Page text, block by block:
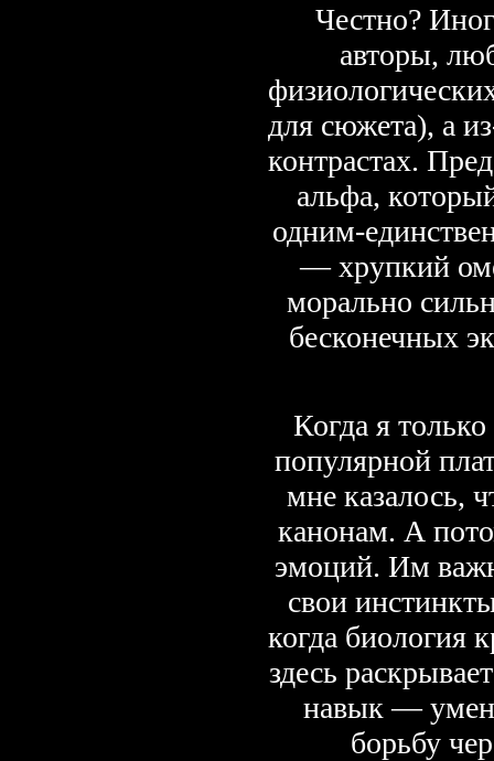
Честно?
авторы,
для сюжета), а
контрастах.
альфа,
одним-
— хрупкий
морально
бесконечных
Когда я
популярной
мне казалось,
канонам. А
эмоций. Им
свои
когда биология
здесь
навык —
борьбу